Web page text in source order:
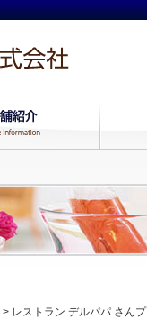
> レストラン デルパパ さん